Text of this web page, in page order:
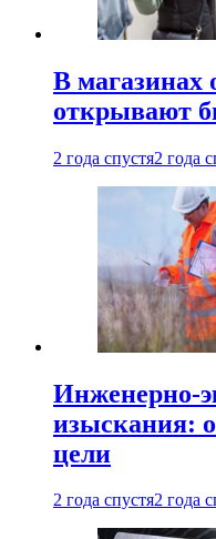
В
открывают
2 года спустя2 года
Инженерно-
изыскания:
цели
2 года спустя2 года